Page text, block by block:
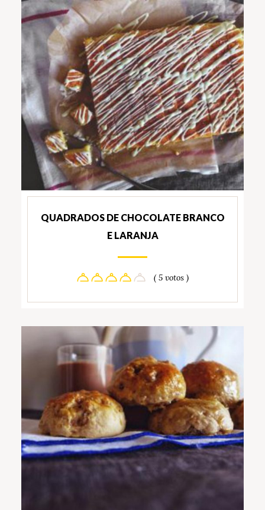
QUADRADOS DE CHOCOLATE BRANCO
E LARANJA
( 5 votos )